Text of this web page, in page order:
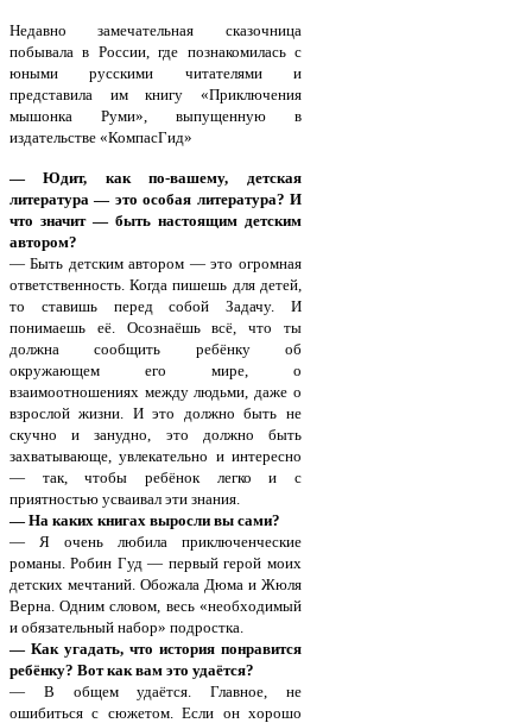
Недавно замечательная сказочница
побывала в России, где познакомилась с
юными русскими читателями и
представила им книгу «Приключения
мышонка Руми», выпущенную в
издательстве «КомпасГид»
— Юдит, как по-вашему, детская
литература — это особая литература? И
что значит — быть настоящим детским
автором?
— Быть детским автором — это огромная
ответственность. Когда пишешь для детей,
то ставишь перед собой Задачу. И
понимаешь её. Осознаёшь всё, что ты
должна сообщить ребёнку об
окружающем его мире, о
взаимоотношениях между людьми, даже о
взрослой жизни. И это должно быть не
скучно и занудно, это должно быть
захватывающе, увлекательно и интересно
— так, чтобы ребёнок легко и с
приятностью усваивал эти знания.
— На каких книгах выросли вы сами?
— Я очень любила приключенческие
романы. Робин Гуд — первый герой моих
детских мечтаний. Обожала Дюма и Жюля
Верна. Одним словом, весь «необходимый
и обязательный набор» подростка.
— Как угадать, что история понравится
ребёнку? Вот как вам это удаётся?
— В общем удаётся. Главное, не
ошибиться с сюжетом. Если он хорошо